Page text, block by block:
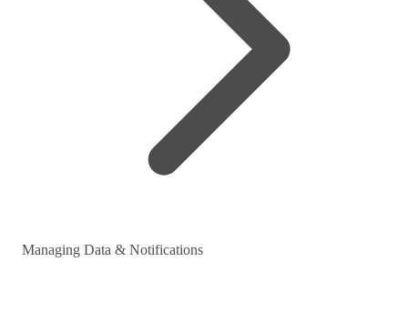
Managing Data & Notifications